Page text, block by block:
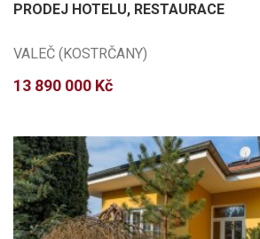
PRODEJ HOTELU, RESTAURACE
VALEČ (KOSTRČANY)
13 890 000 Kč